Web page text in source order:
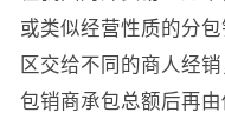
或类似经营性质的分
区交给不同的商人经
包销商承包总额后再由